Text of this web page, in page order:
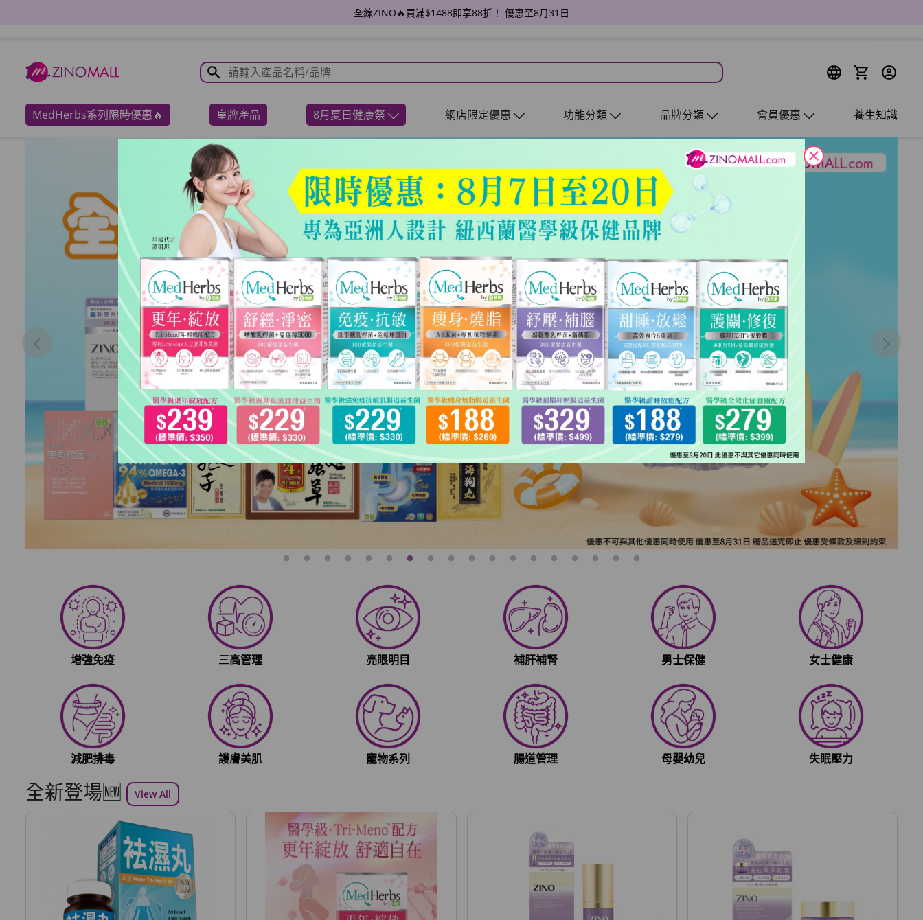
全線ZINO🔥買滿$1488即享88折！ 優惠至8月31日
MedHerbs系列限時優惠🔥 皇牌產品 8月夏日健康祭 網店限定優惠 功能分類 品牌分類 會員優惠 養生知識
增強免疫 三高管理 亮眼明目 補肝補腎 男士保健 女士健康
減肥排毒 護膚美肌 寵物系列 腸道管理 母嬰幼兒 失眠壓力
全新登場🆕 View All
close